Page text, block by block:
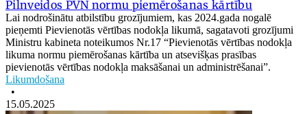
Pilnveidos PVN normu piemērošanas kārtību
Lai nodrošinātu atbilstību grozījumiem, kas 2024.gada nogalē
pieņemti Pievienotās vērtības nodokļa likumā, sagatavoti grozījumi
Ministru kabineta noteikumos Nr.17 “Pievienotās vērtības nodokļa
likuma normu piemērošanas kārtība un atsevišķas prasības
pievienotās vērtības nodokļa maksāšanai un administrēšanai”.
Likumdošana
•
15.05.2025